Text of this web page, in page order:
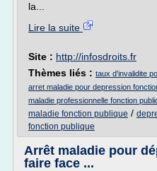
la...
Lire la suite
Site : http://infosdroits.fr
Thèmes liés : taux d'invalidite
arret maladie pour depression
maladie professionnelle fonction
maladie fonction publique /
fonction publique
Arrêt maladie pour
faire face ...